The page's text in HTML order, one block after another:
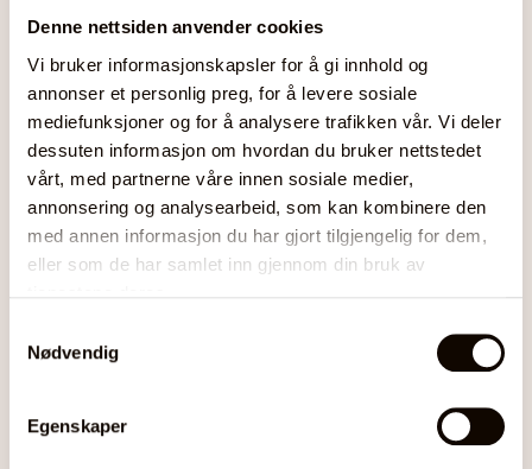
Denne nettsiden anvender cookies
Vi bruker informasjonskapsler for å gi innhold og
annonser et personlig preg, for å levere sosiale
mediefunksjoner og for å analysere trafikken vår. Vi deler
dessuten informasjon om hvordan du bruker nettstedet
vårt, med partnerne våre innen sosiale medier,
annonsering og analysearbeid, som kan kombinere den
med annen informasjon du har gjort tilgjengelig for dem,
eller som de har samlet inn gjennom din bruk av
Nødvendig
Egenskaper
Lag, foreninger og organisasjoner
Klepp
Alle aktiviteter
Støtte til allmennyttige formål